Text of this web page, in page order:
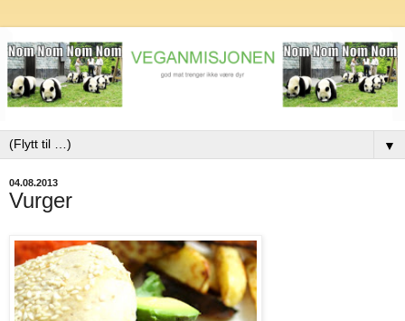
▼
04.08.2013
Vurger